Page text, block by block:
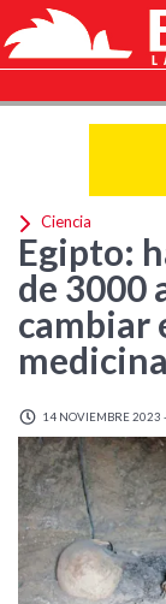
Ciencia
Egipto:
de 3000
cambiar
medicina
14 NOVIEMBRE 2023